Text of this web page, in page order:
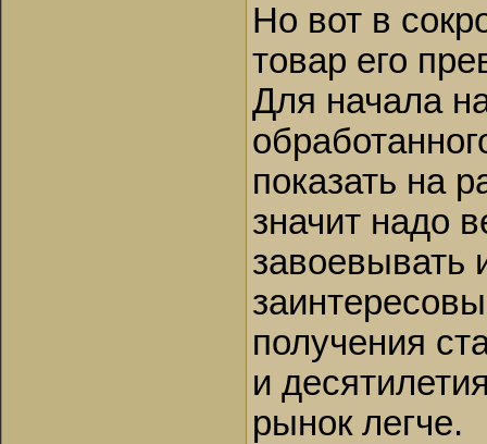
Но вот в
товар его
Для начала
показать на
значит надо
завоевывать
получения
и
рынок легче.